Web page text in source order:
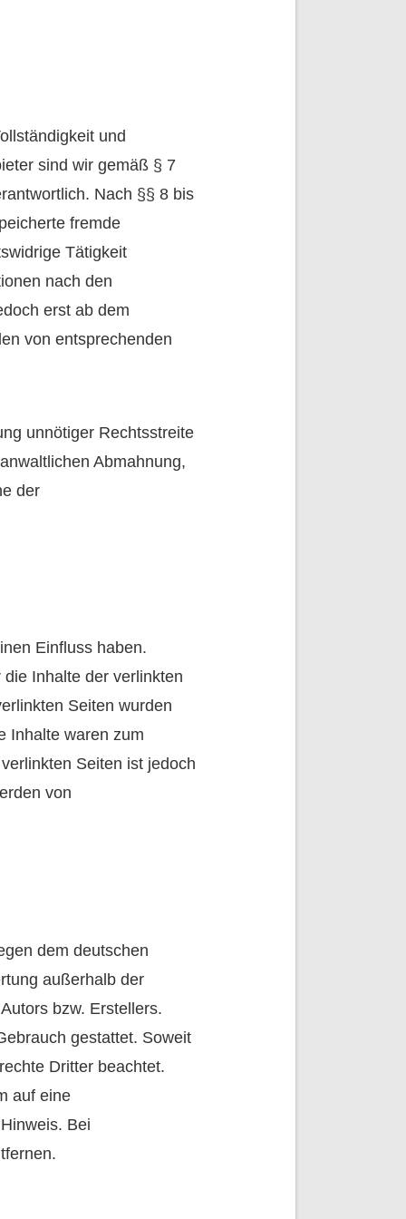
und
sind wir gemäß § 7
Nach §§ 8 bis
fremde
Tätigkeit
nach den
erst ab dem
von entsprechenden
unnötiger Rechtsstreite
Abmahnung,
der
Einfluss haben.
Inhalte der verlinkten
Seiten wurden
Inhalte waren zum
Seiten ist jedoch
von
dem deutschen
außerhalb der
bzw. Erstellers.
gestattet. Soweit
Dritter beachtet.
auf eine
Bei